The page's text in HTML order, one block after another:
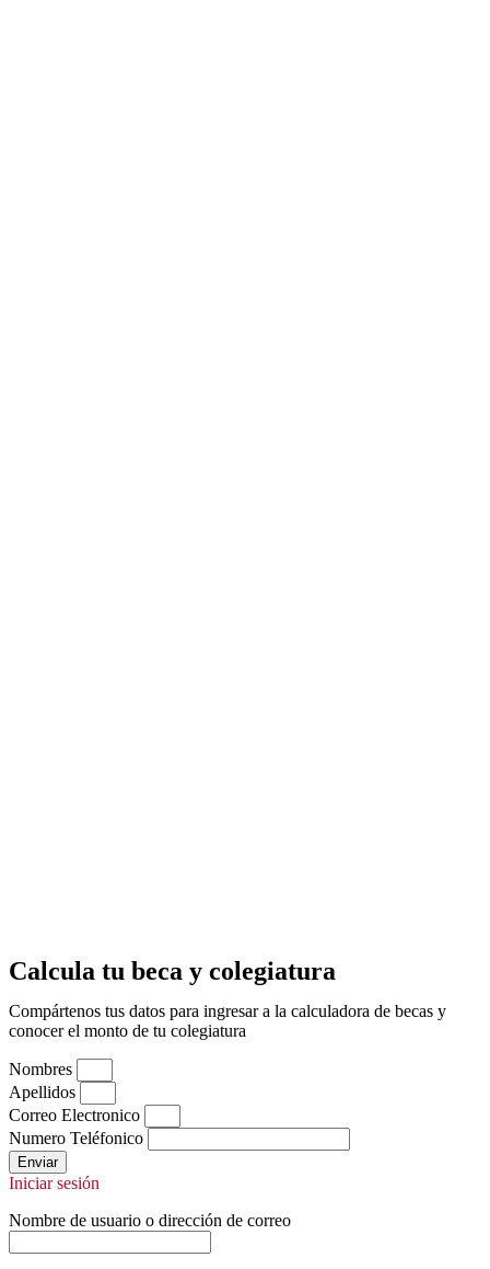
Calcula tu beca y colegiatura
Compártenos tus datos para ingresar a la calculadora de becas y
conocer el monto de tu colegiatura
Nombres
Apellidos
Correo Electronico
Numero Teléfonico
Enviar
Iniciar sesión
Nombre de usuario o dirección de correo